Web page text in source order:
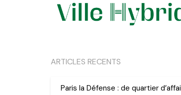
ARTICLES RECENTS
Paris la Défense : de quartier